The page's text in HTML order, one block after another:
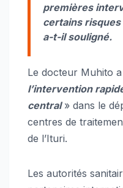
premières
certains
a-t-il souligné.
Le docteur Muhito
l’intervention
central» dans le
centres de
de l’Ituri.
Les autorités